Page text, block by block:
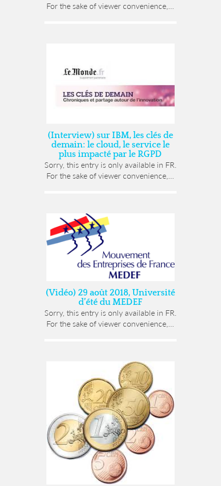
For the sake of viewer convenience,...
(Interview) sur IBM, les clés de
demain: le cloud, le service le
plus impacté par le RGPD
Sorry, this entry is only available in FR.
For the sake of viewer convenience,...
(Vidéo) 29 août 2018, Université
d’été du MEDEF
Sorry, this entry is only available in FR.
For the sake of viewer convenience,...